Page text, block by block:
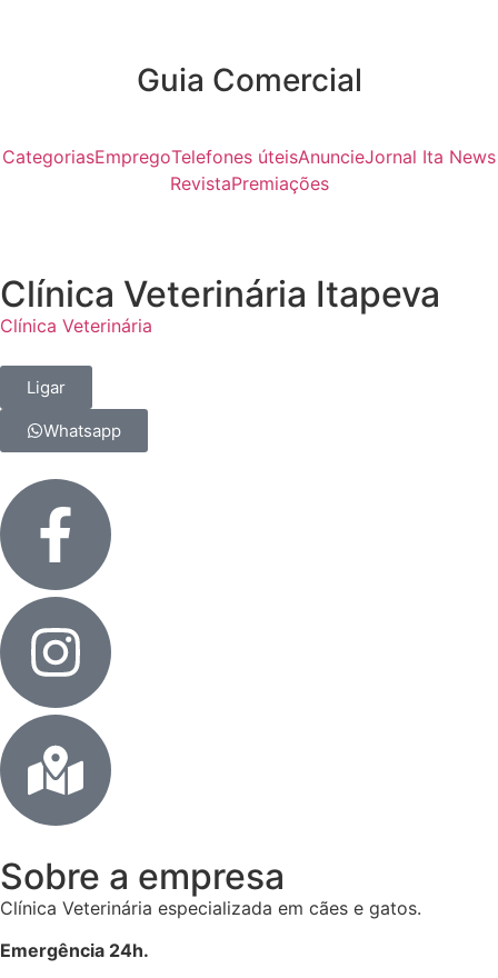
Guia Comercial
CategoriasEmpregoTelefones úteisAnuncieJornal Ita News
RevistaPremiações
Clínica Veterinária Itapeva
Clínica Veterinária
Ligar
Whatsapp
Sobre a empresa
Clínica Veterinária especializada em cães e gatos.
Emergência 24h.